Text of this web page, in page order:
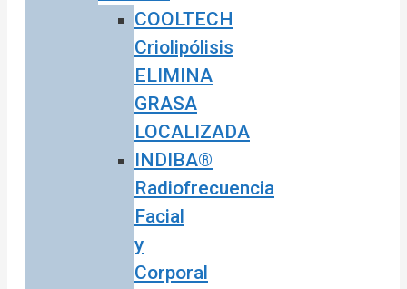
COOLTECH
Criolipólisis
ELIMINA
GRASA
LOCALIZADA
INDIBA®
Radiofrecuencia
Facial
y
Corporal